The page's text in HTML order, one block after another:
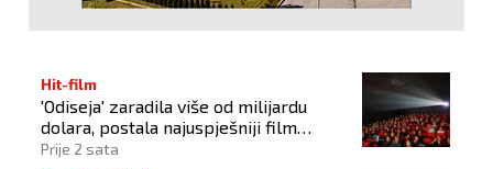
Hit-film
'Odiseja' zaradila više od milijardu
dolara, postala najuspješniji film
Christophera Nolana
Prije 2 sata